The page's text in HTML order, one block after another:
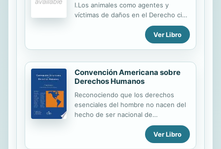
I.Los animales como agentes y
víctimas de daños en el Derecho civil
I. Daños causados a los animales1.
Los animales en el Derecho civil:
¿sujetos u objetos de derechos? 2.
del daño causa
Ver Libro
Convención Americana sobre
Derechos Humanos
Reconociendo que los derechos
esenciales del hombre no nacen del
hecho de ser nacional de
determinado Estado, sino que tienen
como fundamento los atributos de la
persona humana, razón por la cual
Ver Libro